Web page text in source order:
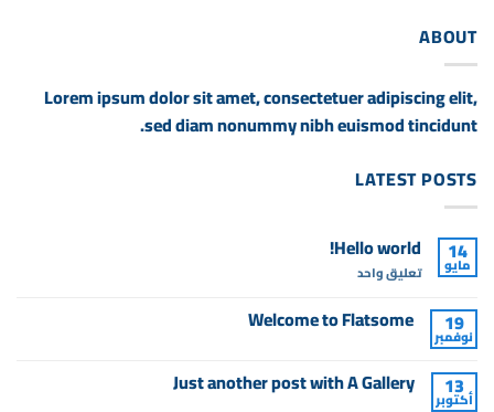
ABOUT
Lorem ipsum dolor sit amet, consectetuer adipiscing elit,
sed diam nonummy nibh euismod tincidunt.
LATEST POSTS
14
مايو
Hello world!
تعليق واحدعلى
Hello
19
نوفمبر
Welcome to Flatsome
تعليقات
على
Welcome 13
أكتوبر
Just another post with A Gallery